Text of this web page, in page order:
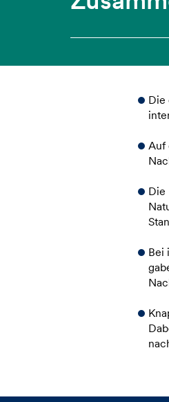
Die
Auf
Die
Bei